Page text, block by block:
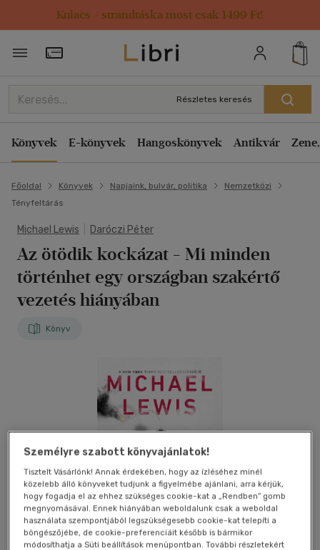
Kulacs / strandtáska most csak 1499 Ft!
Törzsvásárlói Kártya adatai
Részletes keresés
Könyvek E-könyvek Hangoskönyvek Antikvár
Főoldal Könyvek Napjaink, bulvár, politika
Nemzetközi
Tényfeltárás
Michael Lewis Daróczi Péter
Az ötödik kockázat - Mi minden
történhet egy országban szakértő
vezetés hiányában
Könyv
Személyre szabott könyvajánlatok!
Tisztelt Vásárlónk! Annak érdekében, hogy az ízléséhez minél
közelebb álló könyveket tudjunk a figyelmébe ajánlani, arra kérjük,
hogy fogadja el az ehhez szükséges cookie-kat a „Rendben” gomb
megnyomásával. Ennek hiányában weboldalunk csak a weboldal
használata szempontjából legszükségesebb cookie-kat telepíti a
böngészőjébe, de cookie-preferenciáit később is bármikor
módosíthatja a Süti beállítások menüpontban. További részletekért